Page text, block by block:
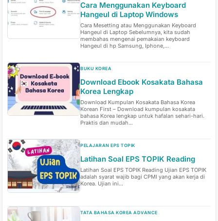
Cara Menggunakan Keyboard
Hangeul di Laptop Windows
Cara Mesetting atau Menggunakan Keyboard
Hangeul di Laptop Sebelumnya, kita sudah
membahas mengenai pemakaian keyboard
Hangeul di hp Samsung, Iphone,...
BUKU KOREA
Download Ebook Kosakata Bahasa
Korea Lengkap
Download Kumpulan Kosakata Bahasa Korea
Korean First – Download kumpulan kosakata
bahasa Korea lengkap untuk hafalan sehari-hari.
Praktis dan mudah...
PELAJARAN EPS TOPIK
Latihan Soal EPS TOPIK Reading
Latihan Soal EPS TOPIK Reading Ujian EPS TOPIK
adalah syarat wajib bagi CPMI yang akan kerja di
Korea. Ujian ini...
TATA BAHASA KOREA ADVANCE